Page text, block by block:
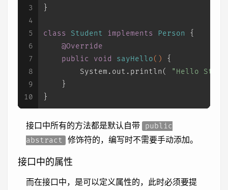
3
4
5
6
7
8
9
10
}
class Student implements Person
{
@Override
public
void sayHello()
{
        System.out.println(
"Hello
    }
}
接口中所有的方法都是默认自带
public
abstract
修饰符的，编写时不需要手动添加。
接口中的属性
而在接口中，是可以定义属性的，此时必须要提